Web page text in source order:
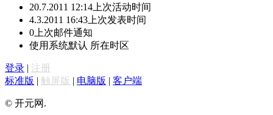
20.7.2011 12:14 上次活动时间
4.3.2011 16:43 上次发表时间
0 上次邮件通知
使用系统默认 所在时区
登录 | 注册
标准版 | 触屏版 | 电脑版 | 客户端
© 开元网.